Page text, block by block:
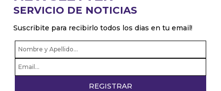
SERVICIO DE NOTICIAS
Suscribite para recibirlo todos los dias en tu email!